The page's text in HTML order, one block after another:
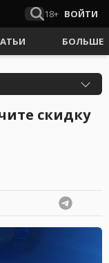
18+ ВОЙТИ
БОЛЬШЕ
скидку